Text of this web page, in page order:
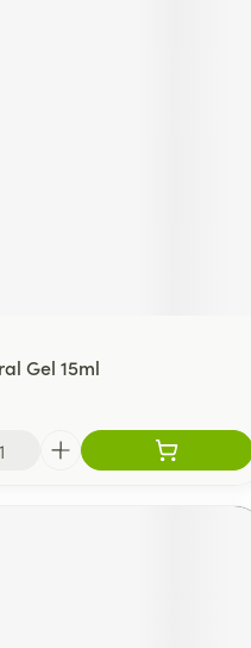
Gel 15ml